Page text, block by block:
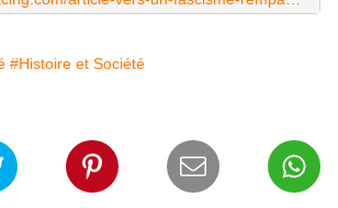
#Histoire et Société